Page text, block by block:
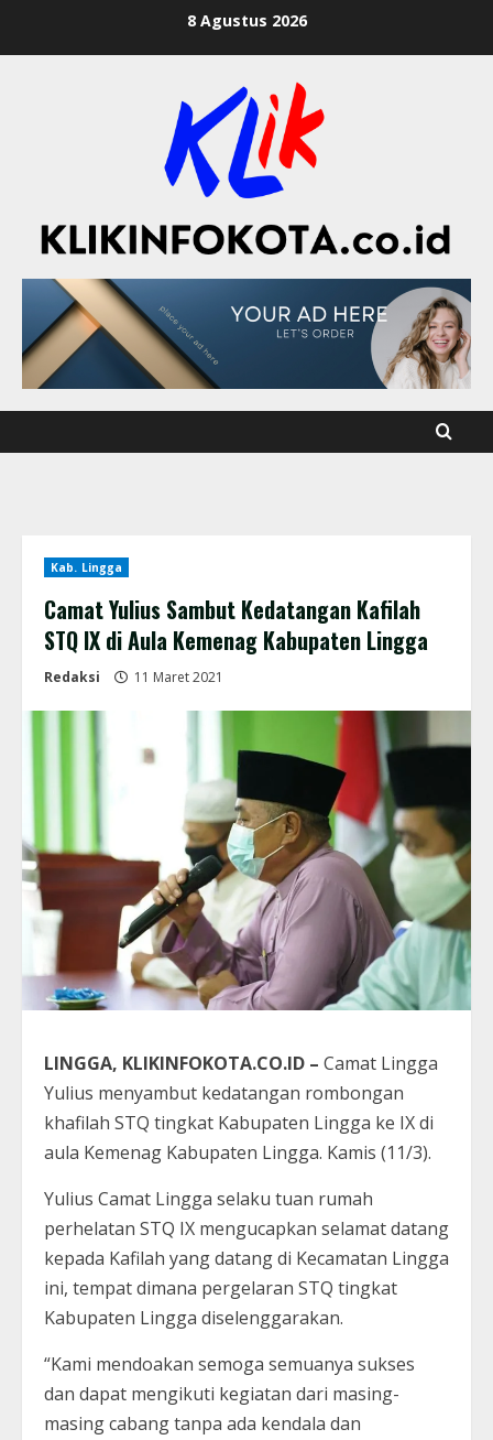
8 Agustus 2026
Kab. Lingga
Camat Yulius Sambut Kedatangan Kafilah
STQ IX di Aula Kemenag Kabupaten Lingga
Redaksi 11 Maret 2021
LINGGA, KLIKINFOKOTA.CO.ID – Camat Lingga
Yulius menyambut kedatangan rombongan
khafilah STQ tingkat Kabupaten Lingga ke IX di
aula Kemenag Kabupaten Lingga. Kamis (11/3).
Yulius Camat Lingga selaku tuan rumah
perhelatan STQ IX mengucapkan selamat datang
kepada Kafilah yang datang di Kecamatan Lingga
ini, tempat dimana pergelaran STQ tingkat
Kabupaten Lingga diselenggarakan.
“Kami mendoakan semoga semuanya sukses
dan dapat mengikuti kegiatan dari masing-
masing cabang tanpa ada kendala dan